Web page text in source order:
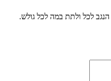
לכל ולתת במה לכל גולש.